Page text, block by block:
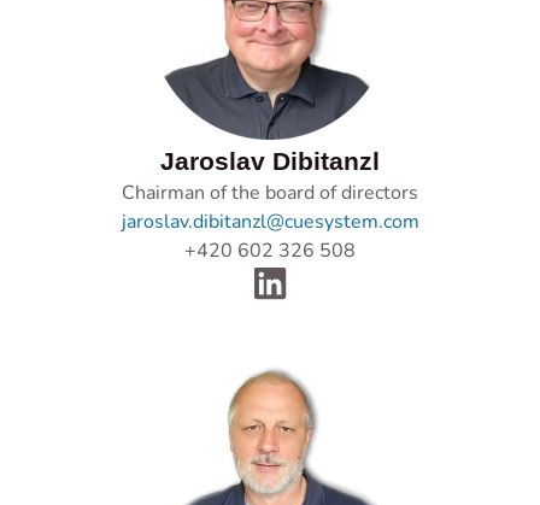
Jaroslav Dibitanzl
Chairman of the board of directors
jaroslav.dibitanzl@cuesystem.com
+420 602 326 508